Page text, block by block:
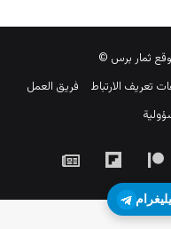
ثمار برس ©
تعريف الارتباط
فريق العمل
‫Patreon
Flipboard
نيوز